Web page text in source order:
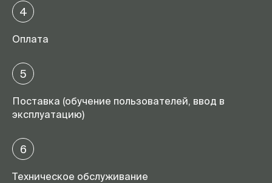
4
Оплата
5
Поставка (обучение пользователей, ввод в
эксплуатацию)
6
Техническое обслуживание